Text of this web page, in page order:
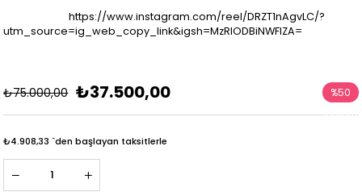
https://www.instagram.com/reel/DRZT1nAgvLC/?
utm_source=ig_web_copy_link&igsh=MzRlODBiNWFlZA=
₺75.000,00 ₺37.500,00 %50
İndirim
₺4.908,33 `den başlayan taksitlerle